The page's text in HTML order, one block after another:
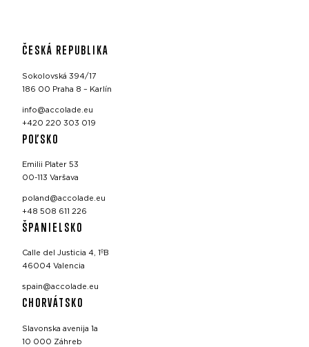
ČESKÁ REPUBLIKA
Sokolovská 394/17
186 00 Praha 8 – Karlín
info@accolade.eu
+420 220 303 019
POĽSKO
Emilii Plater 53
00-113 Varšava
poland@accolade.eu
+48 508 611 226
ŠPANIELSKO
Calle del Justicia 4, 1ºB
46004 Valencia
spain@accolade.eu
CHORVÁTSKO
Slavonska avenija 1a
10 000 Záhreb